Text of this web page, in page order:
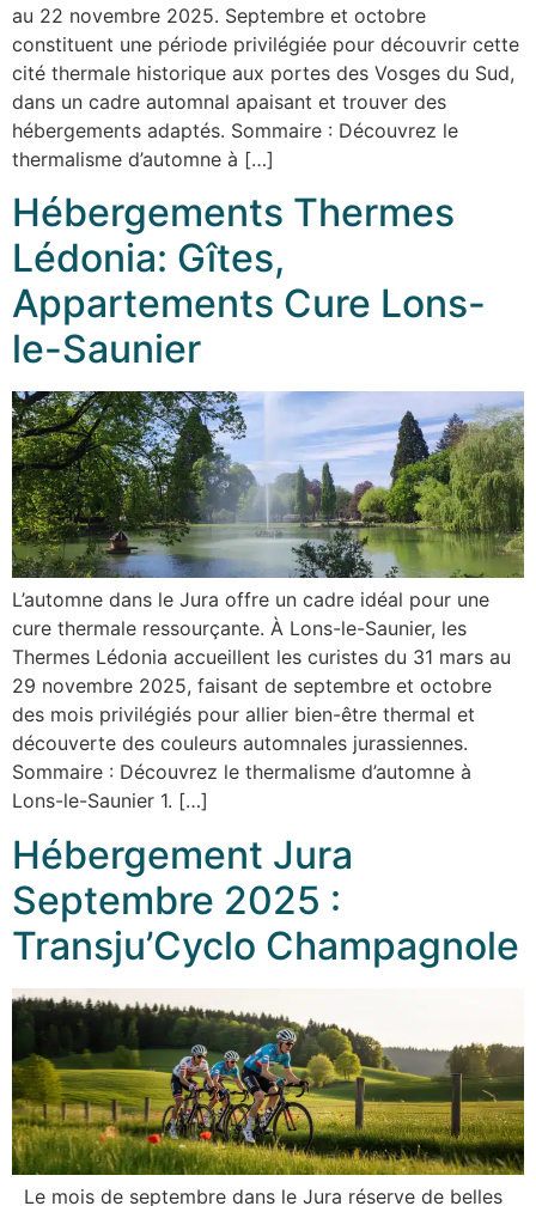
au 22 novembre 2025. Septembre et octobre
constituent une période privilégiée pour découvrir cette
cité thermale historique aux portes des Vosges du Sud,
dans un cadre automnal apaisant et trouver des
hébergements adaptés. Sommaire : Découvrez le
thermalisme d’automne à […]
Hébergements Thermes
Lédonia: Gîtes,
Appartements Cure Lons-
le-Saunier
L’automne dans le Jura offre un cadre idéal pour une
cure thermale ressourçante. À Lons-le-Saunier, les
Thermes Lédonia accueillent les curistes du 31 mars au
29 novembre 2025, faisant de septembre et octobre
des mois privilégiés pour allier bien-être thermal et
découverte des couleurs automnales jurassiennes.
Sommaire : Découvrez le thermalisme d’automne à
Lons-le-Saunier 1. […]
Hébergement Jura
Septembre 2025 :
Transju’Cyclo Champagnole
Le mois de septembre dans le Jura réserve de belles